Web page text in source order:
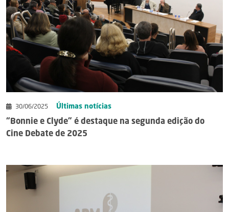
30/06/2025 Últimas notícias
“Bonnie e Clyde” é destaque na segunda edição do
Cine Debate de 2025